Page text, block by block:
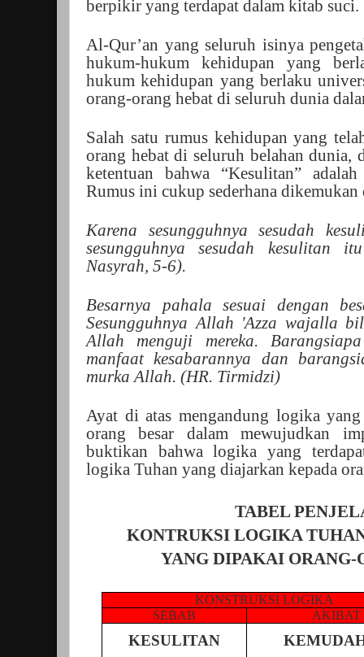
berpikir yang terdapat dalam kitab suci.
Al-Qur’an yang seluruh isinya
hukum-hukum kehidupan yang
hukum kehidupan yang berlaku
orang-orang hebat di seluruh dunia
Salah satu rumus kehidupan yang
orang hebat di seluruh belahan dunia,
ketentuan bahwa “Kesulitan”
Rumus ini cukup sederhana dikemukan
Karena sesungguhnya sesudah
sesungguhnya sesudah kesulitan
Nasyrah, 5-6).
Besarnya pahala sesuai dengan
Sesungguhnya Allah 'Azza wajalla
Allah menguji mereka.
manfaat kesabarannya dan
murka Allah. (HR. Tirmidzi)
Ayat di atas mengandung logika
orang besar dalam mewujudkan
buktikan bahwa logika yang
logika Tuhan yang diajarkan kepada
TABEL
KONTRUKSI LOGIKA
YANG DIPAKAI ORANG-
KONSTRUKSI LOGIKA
SEBAB
AKIBAT
KESULITAN